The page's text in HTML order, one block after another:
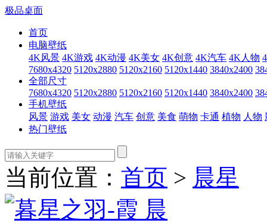
极品桌面
首页
电脑壁纸
4K风景 4K游戏 4K动漫 4K美女 4K创意 4K汽车 4K人物
7680x4320 5120x2880 5120x2160 5120x1440 3840x2400
全部尺寸
7680x4320 5120x2880 5120x2160 5120x1440 3840x2400
手机壁纸
风景 游戏 美女 动漫 汽车 创意 美食 萌物 卡通 植物 人物
热门壁纸
当前位置： 首页 > 晨星